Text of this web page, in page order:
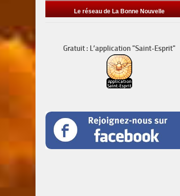
Le réseau de La Bonne Nouvelle
Gratuit : L’application "Saint-Esprit"